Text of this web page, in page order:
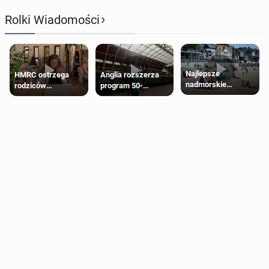
Rolki Wiadomości›
HMRC ostrzega
rodziców
pobierających Child
Anglia rozszerza
program 50-
procentowych
Najlepsze
nadmorskie
miasteczko blisko